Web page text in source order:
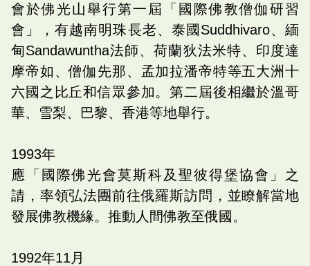
會於佛光山舉行第一屆「國際佛教僧伽研習
會」，有越南明珠長老、泰國 Suddhivaro、緬
甸Sandawuntha法師、荷蘭狄法米特、印度達
摩帝如、僧伽先那、孟加拉潘帝特等五大洲十
六國之比丘和信眾參加。第二屆後相繼於溫哥
華、雪梨、巴黎、香港等地舉行。
1993年
應「國際佛光會莫斯科及聖彼得堡協會」之
請，率領弘法團前往俄羅斯訪問，並瞭解當地
發展佛教機緣。推動人間佛教至俄國。
1992年11 月